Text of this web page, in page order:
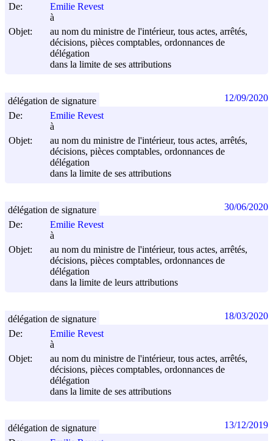
De:
Emilie Revest
à
Objet:
au nom du ministre de l'intérieur, tous actes, arrêtés,
décisions, pièces comptables, ordonnances de
délégation
dans la limite de ses attributions
De:
Emilie Revest
à
Objet:
au nom du ministre de l'intérieur, tous actes, arrêtés,
décisions, pièces comptables, ordonnances de
délégation
dans la limite de ses attributions
délégation de signature 12/09/2020
De:
Emilie Revest
à
Objet:
au nom du ministre de l'intérieur, tous actes, arrêtés,
décisions, pièces comptables, ordonnances de
délégation
dans la limite de leurs attributions
délégation de signature 30/06/2020
De:
Emilie Revest
à
Objet:
au nom du ministre de l'intérieur, tous actes, arrêtés,
décisions, pièces comptables, ordonnances de
délégation
dans la limite de ses attributions
délégation de signature 18/03/2020
délégation de signature 13/12/2019